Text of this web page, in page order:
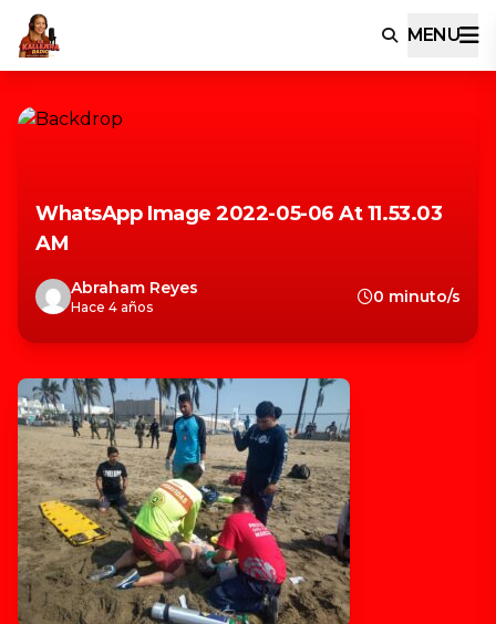
MENU
WhatsApp Image 2022-05-06 At 11.53.03
AM
Abraham Reyes
Hace 4 años
0 minuto/s